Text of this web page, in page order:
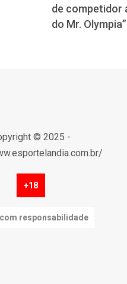
de competidor
do Mr. Olympia”
© 2025 -
+18
responsabilidade